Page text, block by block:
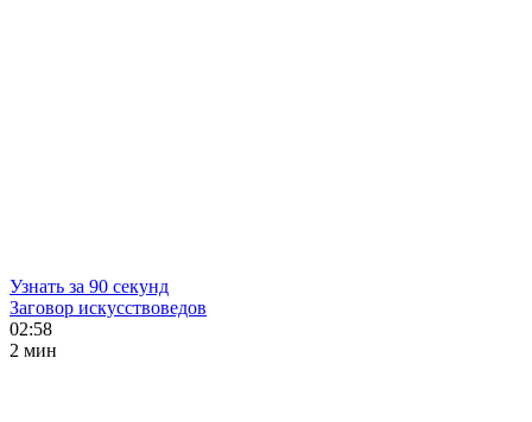
Узнать за 90 секунд
Заговор искусствоведов
02:58
2 мин